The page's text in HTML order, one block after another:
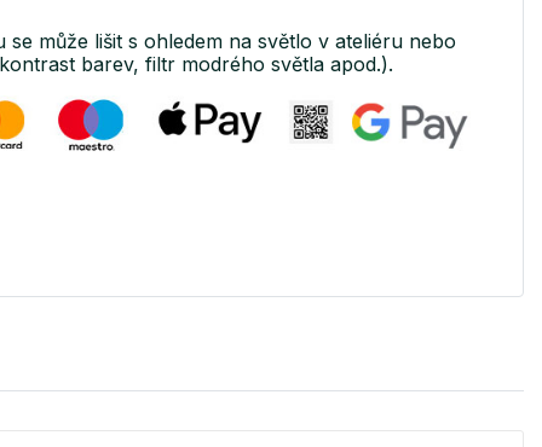
může lišit s ohledem na světlo v ateliéru nebo
barev, filtr modrého světla apod.).